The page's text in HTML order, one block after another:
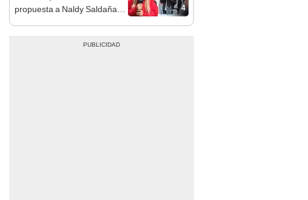
4
propuesta a Naldy Saldaña